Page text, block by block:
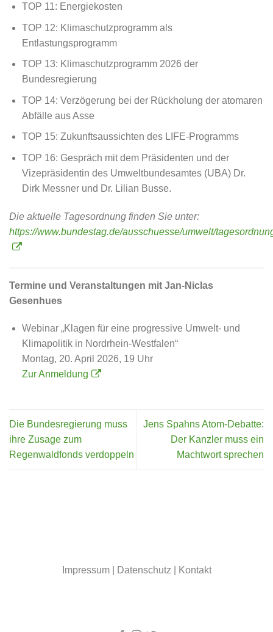
TOP 11: Energiekosten
TOP 12: Klimaschutzprogramm als
Entlastungsprogramm
TOP 13: Klimaschutzprogramm 2026 der
Bundesregierung
TOP 14: Verzögerung bei der Rückholung der atomaren
Abfälle aus Asse
TOP 15: Zukunftsaussichten des LIFE-Programms
TOP 16: Gespräch mit dem Präsidenten und der
Vizepräsidentin des Umweltbundesamtes (UBA) Dr.
Dirk Messner und Dr. Lilian Busse.
Die aktuelle Tagesordnung finden Sie unter:
https://www.bundestag.de/ausschuesse/umwelt/
Termine und Veranstaltungen mit Jan-Niclas
Gesenhues
Webinar „Klagen für eine progressive Umwelt- und
Klimapolitik in Nordrhein-Westfalen“
Montag, 20. April 2026, 19 Uhr
Zur Anmeldung
Die Bundesregierung muss
ihre Zusage zum
Regenwaldfonds verdoppeln
Jens Spahns Atom-Debatte:
Der Kanzler muss ein
Machtwort sprechen
Impressum| Datenschutz Kontakt